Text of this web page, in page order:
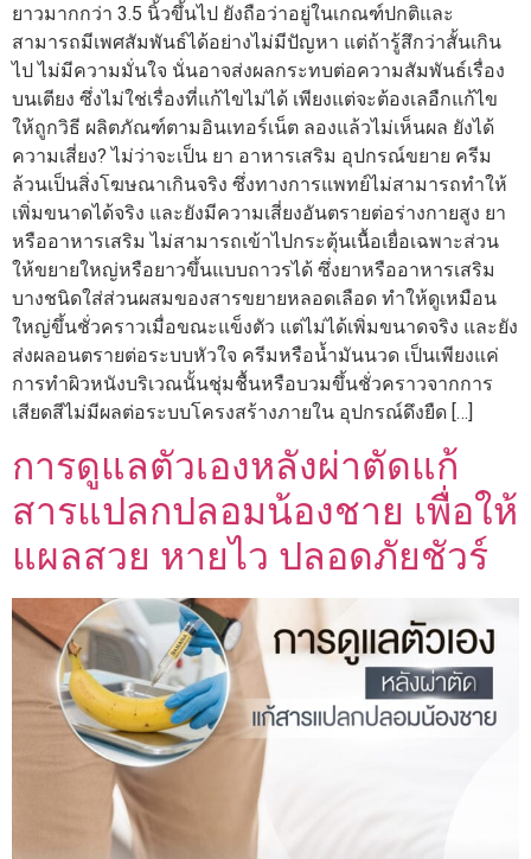
ยาวมากกว่า 3.5 นิ้วขึ้นไป ยังถือว่าอยู่ในเกณฑ์ปกติและ
สามารถมีเพศสัมพันธ์ได้อย่างไม่มีปัญหา แต่ถ้ารู้สึกว่าสั้นเกิน
ไป ไม่มีความมั่นใจ นั่นอาจส่งผลกระทบต่อความสัมพันธ์เรื่อง
บนเตียง ซึ่งไม่ใช่เรื่องที่แก้ไขไม่ได้ เพียงแต่จะต้องเลอืกแก้ไข
ให้ถูกวิธี ผลิตภัณฑ์ตามอินเทอร์เน็ต ลองแล้วไม่เห็นผล ยังได้
ความเสี่ยง? ไม่ว่าจะเป็น ยา อาหารเสริม อุปกรณ์ขยาย ครีม
ล้วนเป็นสิ่งโฆษณาเกินจริง ซึ่งทางการแพทย์ไม่สามารถทำให้
เพิ่มขนาดได้จริง และยังมีความเสี่ยงอันตรายต่อร่างกายสูง ยา
หรืออาหารเสริม ไม่สามารถเข้าไปกระตุ้นเนื้อเยื่อเฉพาะส่วน
ให้ขยายใหญ่หรือยาวขึ้นแบบถาวรได้ ซึ่งยาหรืออาหารเสริม
บางชนิดใส่ส่วนผสมของสารขยายหลอดเลือด ทำให้ดูเหมือน
ใหญ่ขึ้นชั่วคราวเมื่อขณะแข็งตัว แต่ไม่ได้เพิ่มขนาดจริง และยัง
ส่งผลอนตรายต่อระบบหัวใจ ครีมหรือน้ำมันนวด เป็นเพียงแค่
การทำผิวหนังบริเวณนั้นชุ่มชื้นหรือบวมขึ้นชั่วคราวจากการ
เสียดสีไม่มีผลต่อระบบโครงสร้างภายใน อุปกรณ์ดึงยืด […]
การดูแลตัวเองหลังผ่าตัดแก้
สารแปลกปลอมน้องชาย เพื่อให้
แผลสวย หายไว ปลอดภัยชัวร์